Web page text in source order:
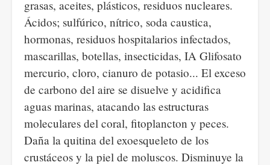
grasas, aceites, plásticos, residuos nucleares.
Ácidos; sulfúrico, nítrico, soda caustica,
hormonas, residuos hospitalarios infectados,
mascarillas, botellas, insecticidas, IA Glifosato
mercurio, cloro, cianuro de potasio... El exceso
de carbono del aire se disuelve y acidifica
aguas marinas, atacando las estructuras
moleculares del coral, fitoplancton y peces.
Daña la quitina del exoesqueleto de los
crustáceos y la piel de moluscos. Disminuye la